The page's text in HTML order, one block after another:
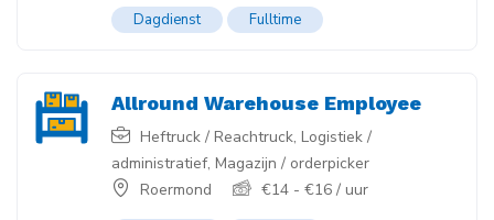
Dagdienst Fulltime
Allround Warehouse Employee
Heftruck / Reachtruck, Logistiek /
administratief, Magazijn / orderpicker
Roermond
€14 - €16 / uur